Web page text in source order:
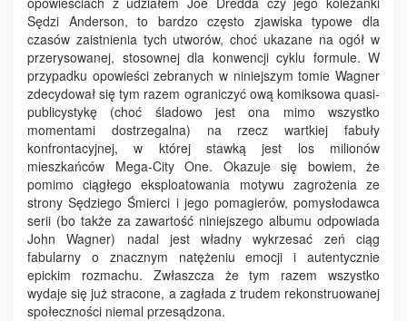
Sędzi Anderson, to bardzo często zjawiska typowe dla
czasów zaistnienia tych utworów, choć ukazane na ogół w
przerysowanej, stosownej dla konwencji cyklu formule. W
przypadku opowieści zebranych w niniejszym tomie Wagner
zdecydował się tym razem ograniczyć ową komiksowa quasi-
publicystykę (choć śladowo jest ona mimo wszystko
momentami dostrzegalna) na rzecz wartkiej fabuły
konfrontacyjnej, w której stawką jest los milionów
mieszkańców Mega-City One. Okazuje się bowiem, że
pomimo ciągłego eksploatowania motywu zagrożenia ze
strony Sędziego Śmierci i jego pomagierów, pomysłodawca
serii (bo także za zawartość niniejszego albumu odpowiada
John Wagner) nadal jest władny wykrzesać zeń ciąg
fabularny o znacznym natężeniu emocji i autentycznie
epickim rozmachu. Zwłaszcza że tym razem wszystko
wydaje się już stracone, a zagłada z trudem rekonstruowanej
społeczności niemal przesądzona.